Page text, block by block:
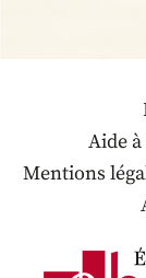
Aide
Mentions